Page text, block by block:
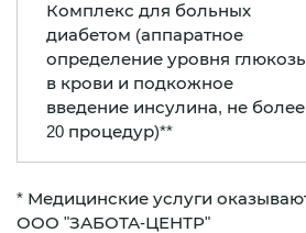
Комплекс для больных
диабетом (аппаратное
определение уровня
в крови и подкожное
введение инсулина, не более
20 процедур)**
* Медицинские услуги
ООО "ЗАБОТА-ЦЕНТР"